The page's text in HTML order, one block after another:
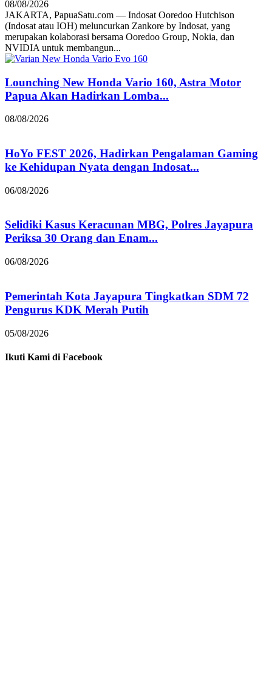
08/08/2026
JAKARTA, PapuaSatu.com — Indosat Ooredoo Hutchison
(Indosat atau IOH) meluncurkan Zankore by Indosat, yang
merupakan kolaborasi bersama Ooredoo Group, Nokia, dan
NVIDIA untuk membangun...
Lounching New Honda Vario 160, Astra Motor
Papua Akan Hadirkan Lomba...
08/08/2026
HoYo FEST 2026, Hadirkan Pengalaman Gaming
ke Kehidupan Nyata dengan Indosat...
06/08/2026
Selidiki Kasus Keracunan MBG, Polres Jayapura
Periksa 30 Orang dan Enam...
06/08/2026
Pemerintah Kota Jayapura Tingkatkan SDM 72
Pengurus KDK Merah Putih
05/08/2026
Ikuti Kami di Facebook